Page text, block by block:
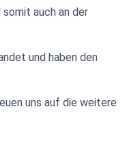
auch an der
und haben den
uns auf die weitere